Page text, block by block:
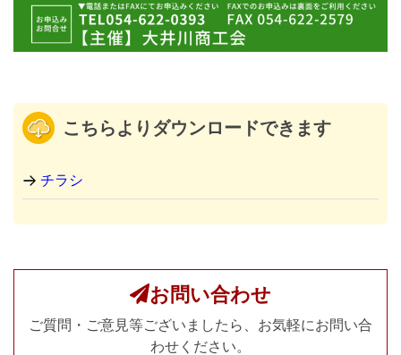
こちらよりダウンロードできます
チラシ
お問い合わせ
ご質問・ご意見等ございましたら、お気軽にお問い合
わせください。